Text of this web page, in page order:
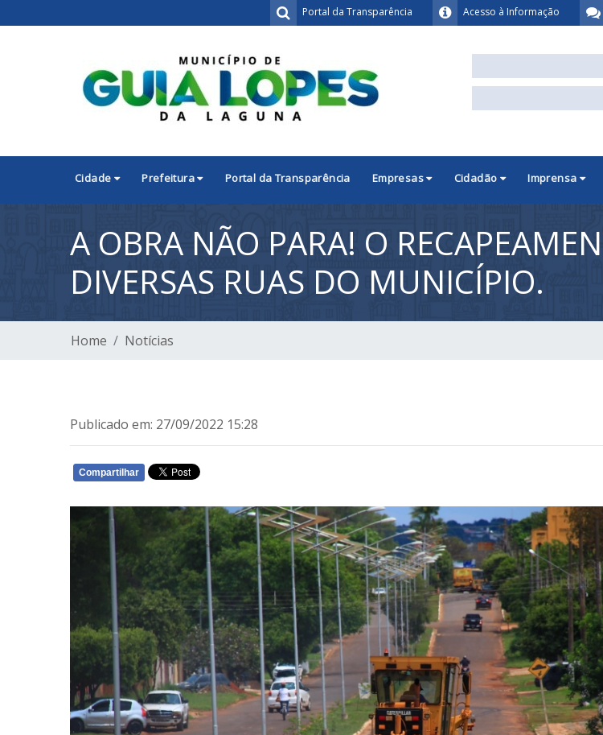
Acesso à Informação
Portal da Transparência
Cidade Prefeitura Portal da Transparência Empresas Cidadão Imprensa
A OBRA NÃO PARA! O
DIVERSAS RUAS DO MUNICÍPIO.
Home Notícias
Publicado em: 27/09/2022 15:28
Compartilhar